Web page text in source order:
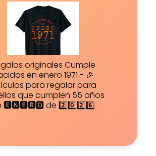
originales Cumple
en enero 1971 - 🎉
para regalar para
que cumplen 55 años
🅴🅽🅴🆁🅾 de 2️⃣0️⃣2️⃣6️⃣